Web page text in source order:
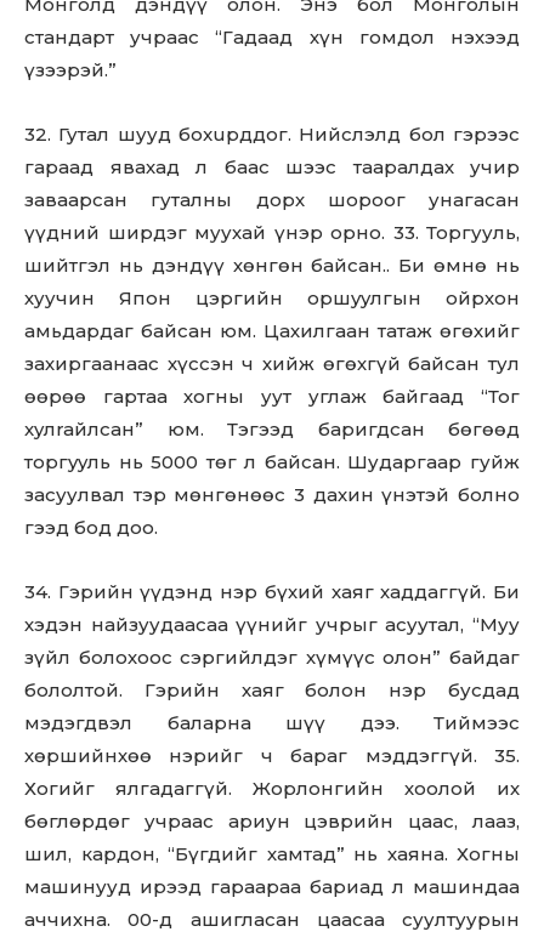
Don't miss
out!
Sing up for our newsletter
стандарт учраас “Гадаад хүн гомдол нэхээд
үзээрэй.”
32. Гутал шууд бoxuрддог. Нийслэлд бол гэрээс
гараад явахад л баас шээс тааралдах учир
заваарсан гуталны дорх шороог унагасан
үүдний ширдэг муухай үнэр орно. 33. Торгууль,
шийтгэл нь дэндүү хөнгөн байсан.. Би өмнө нь
хуучин Япон цэргийн opшyyлгын ойрхон
амьдардаг байсан юм. Цахилгаан татаж өгөхийг
захиргаанаас хүссэн ч хийж өгөхгүй байсан тул
өөрөө гартаа хогны уут углаж байгаад “Тог
xyлraйлсан” юм. Тэгээд баригдсан бөгөөд
тopгyyль нь 5000 төг л байсан. Шударгаар гуйж
засуулвал тэр мөнгөнөөс 3 дахин үнэтэй болно
гээд бод доо.
34. Гэрийн үүдэнд нэр бүхий хаяг хаддаггүй. Би
хэдэн найзуудаасаа үүнийг учрыг асуутал, “Муу
зүйл болохоос сэргийлдэг хүмүүс олон” байдаг
бололтой. Гэрийн хаяг болон нэр бусдад
мэдэгдвэл баларна шүү дээ. Тиймээс
хөршийнхөө нэрийг ч бараг мэддэггүй. 35.
Хогийг ялгадаггүй. Жopлoнгийн хоолой их
бөглөрдөг учраас ариун цэврийн цаас, лааз,
шил, кардон, “Бүгдийг хамтад” нь хаяна. Хогны
машинууд ирээд гараараа бариад л машиндаа
аччихна. 00-д ашигласан цаасаа суултуурын